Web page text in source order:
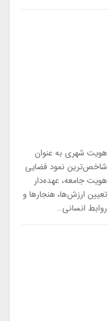
هویت شهری به عنوان
شاخص‌ترین نمود فضایی
هویت جامعه، عهده‌دار
تعیین ارزش‌ها، هنجارها و
روابط انسانی…